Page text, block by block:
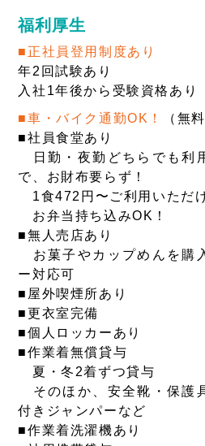
福利厚生
■正社員登用制度あり
年2回試験あり
入社1年後から受験資格あり
■車・バイク通勤OK！
（無
■社員食堂あり
日勤・夜勤どちらでも利
で、お財布要らず！
1食472円〜ご利用いただ
お弁当持ち込みOK！
■無人売店あり
お菓子やカップめんを購
ー対応可
■屋外喫煙所あり
■更衣室完備
■個人ロッカーあり
■作業着無償貸与
夏・冬2着ずつ貸与
そのほか、安全靴・保護
付きジャンパーなど
■作業着洗濯機あり